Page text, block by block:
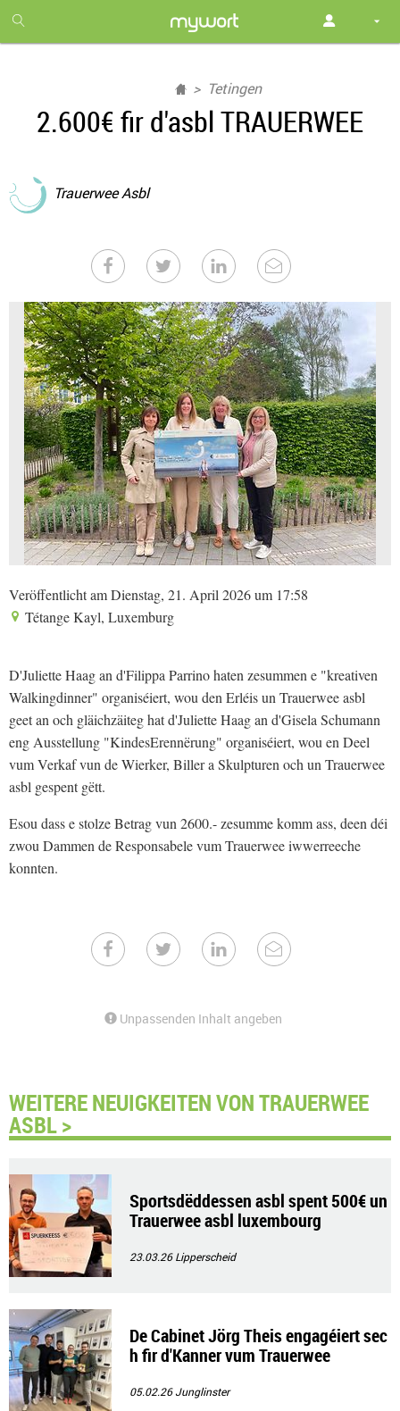
month
free
Tetingen
2.600€ fir d'asbl TRAUERWEE
Trauerwee Asbl
Veröffentlicht am Dienstag, 21. April 2026 um 17:58
Tétange Kayl, Luxemburg
D'Juliette Haag an d'Filippa Parrino haten zesummen e "kreativen
Walkingdinner" organiséiert, wou den Erléis un Trauerwee asbl
geet an och gläichzäiteg hat d'Juliette Haag an d'Gisela Schumann
eng Ausstellung "KindesErennërung" organiséiert, wou en Deel
vum Verkaf vun de Wierker, Biller a Skulpturen och un Trauerwee
asbl gespent gëtt.
Esou dass e stolze Betrag vun 2600.- zesumme komm ass, deen déi
zwou Dammen de Responsabele vum Trauerwee iwwerreeche
konnten.
Unpassenden Inhalt angeben
WEITERE NEUIGKEITEN VON TRAUERWEE
ASBL >
Sportsdëddessen asbl spent 500€ un
Trauerwee asbl luxembourg
23.03.26Lipperscheid
De Cabinet Jörg Theis engagéiert sec
h fir d'Kanner vum Trauerwee
05.02.26Junglinster